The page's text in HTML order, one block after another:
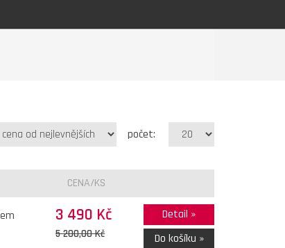
počet:
CENA/KS
3 490 Kč
5 200,00 Kč
Detail »
Do košíku »